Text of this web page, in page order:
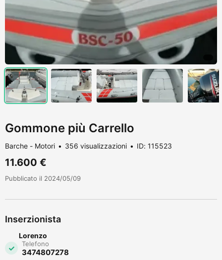
Gommone più Carrello
Barche - Motori 356 visualizzazioni ID: 115523
11.600 €
Pubblicato il 2024/05/09
Inserzionista
Lorenzo
Telefono
3474807278